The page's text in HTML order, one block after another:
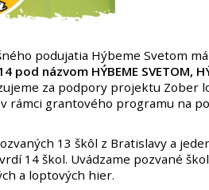
podujatia Hýbeme Svetom
pod názvom HÝBEME SVETOM,
za podpory projektu Zober
rámci grantového programu na
13 škôl z Bratislavy a
14 škol. Uvádzame pozvané
a loptových hier.